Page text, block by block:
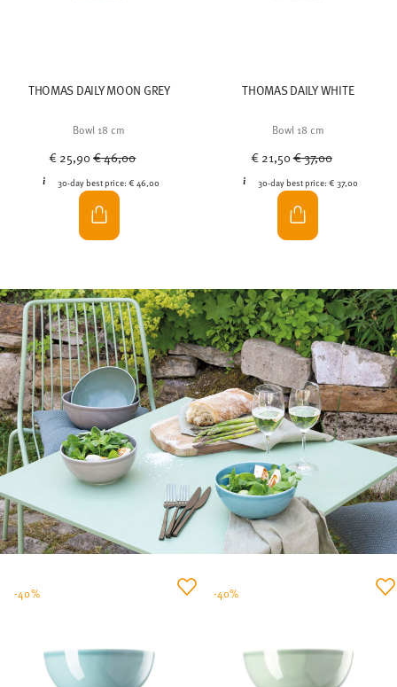
THOMAS DAILY MOON GREY
Bowl 18 cm
€ 25,90Price reduced from
€ 46,00
30-day best price:€ 46,00
THOMAS DAILY WHITE
Bowl 18 cm
€ 21,50Price reduced from
€ 37,00
30-day best price: € 37,00
-40% -40%